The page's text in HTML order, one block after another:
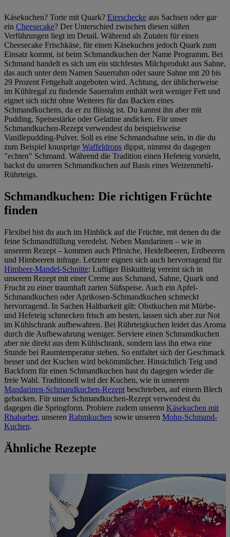
Käsekuchen? Torte mit Quark? Eierschecke aus Sachsen oder gar
ein Cheesecake? Der Unterschied zwischen diesen süßen
Verführungen liegt im Detail. Während als Zutaten für einen
Cheesecake Frischkäse, für einen Käsekuchen jedoch Quark zum
Einsatz kommt, ist beim Schmandkuchen der Name Programm. Bei
Schmand handelt es sich um ein stichfestes Milchprodukt aus Sahne,
das auch unter dem Namen Sauerrahm oder saure Sahne mit 20 bis
29 Prozent Fettgehalt angeboten wird. Achtung, der üblicherweise
im Kühlregal zu findende Sauerrahm enthält weit weniger Fett und
eignet sich nicht ohne Weiteres für das Backen eines
Schmandkuchens, da er zu flüssig ist. Du kannst ihn aber mit
Pudding, Speisestärke oder Gelatine andicken. Für unser
Schmandkuchen-Rezept verwendest du beispielsweise
Vanillepudding-Pulver. Soll es eine Schmandsahne sein, in die du
zum Beispiel knusprige Waffeldrops dippst, nimmst du dagegen
"echten" Schmand. Während die Tradition einen Hefeteig vorsieht,
backst du unseren Schmandkuchen auf Basis eines Weizenmehl-
Rührteigs.
Schmandkuchen: Die richtigen Früchte
finden
Flexibel bist du auch im Hinblick auf die Früchte, mit denen du die
feine Schmandfüllung veredelst. Neben Mandarinen – wie in
unserem Rezept – kommen auch Pfirsiche, Heidelbeeren, Erdbeeren
und Himbeeren infrage. Letztere eignen sich auch hervorragend für
Himbeer-Mandel-Schnitte: Luftiger Biskuitteig vereint sich in
unserem Rezept mit einer Creme aus Schmand, Sahne, Quark und
Frucht zu einer traumhaft zarten Süßspeise. Auch ein Apfel-
Schmandkuchen oder Aprikosen-Schmandkuchen schmeckt
hervorragend. In Sachen Haltbarkeit gilt: Obstkuchen mit Mürbe-
und Hefeteig schmecken frisch am besten, lassen sich aber zur Not
im Kühlschrank aufbewahren. Bei Rührteigkuchen leidet das Aroma
durch die Aufbewahrung weniger. Serviere einen Schmandkuchen
aber nie direkt aus dem Kühlschrank, sondern lass ihn etwa eine
Stunde bei Raumtemperatur stehen. So entfaltet sich der Geschmack
besser und der Kuchen wird bekömmlicher. Hinsichtlich Teig und
Backform für einen Schmandkuchen hast du dagegen wieder die
freie Wahl. Traditionell wird der Kuchen, wie in unserem
Mandarinen-Schmandkuchen-Rezept beschrieben, auf einem Blech
gebacken. Für unser Schmandkuchen-Rezept verwendest du
dagegen die Springform. Probiere zudem unseren Käsekuchen mit
Rhabarber, unseren Rahmkuchen sowie unseren Mohn-Schmand-
Kuchen.
Ähnliche Rezepte